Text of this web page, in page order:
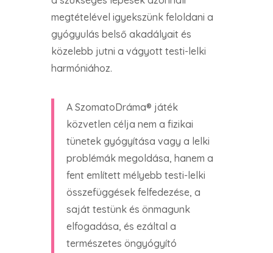
megtételével igyekszünk feloldani a
gyógyulás belső akadályait és
közelebb jutni a vágyott testi-lelki
harmóniához.
A SzomatoDráma® játék
közvetlen célja nem a fizikai
tünetek gyógyítása vagy a lelki
problémák megoldása, hanem a
fent említett mélyebb testi-lelki
összefüggések felfedezése, a
saját testünk és önmagunk
elfogadása, és ezáltal a
természetes öngyógyító